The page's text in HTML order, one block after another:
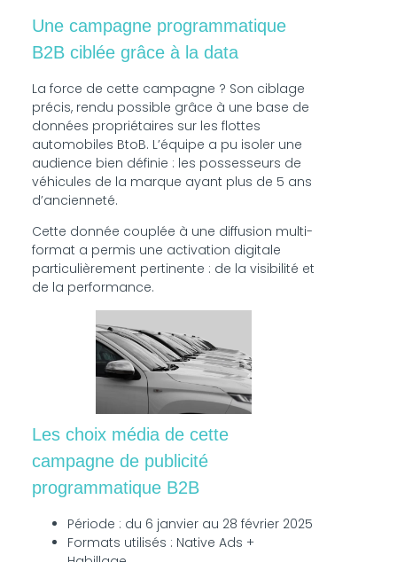
Une campagne programmatique
B2B ciblée grâce à la data
La force de cette campagne ? Son ciblage
précis, rendu possible grâce à une base de
données propriétaires sur les flottes
automobiles BtoB. L’équipe a pu isoler une
audience bien définie : les possesseurs de
véhicules de la marque ayant plus de 5 ans
d’ancienneté.
Cette donnée couplée à une diffusion multi-
format a permis une activation digitale
particulièrement pertinente : de la visibilité et
de la performance.
Les choix média de cette
campagne de publicité
programmatique B2B
Période : du 6 janvier au 28 février 2025
Formats utilisés : Native Ads +